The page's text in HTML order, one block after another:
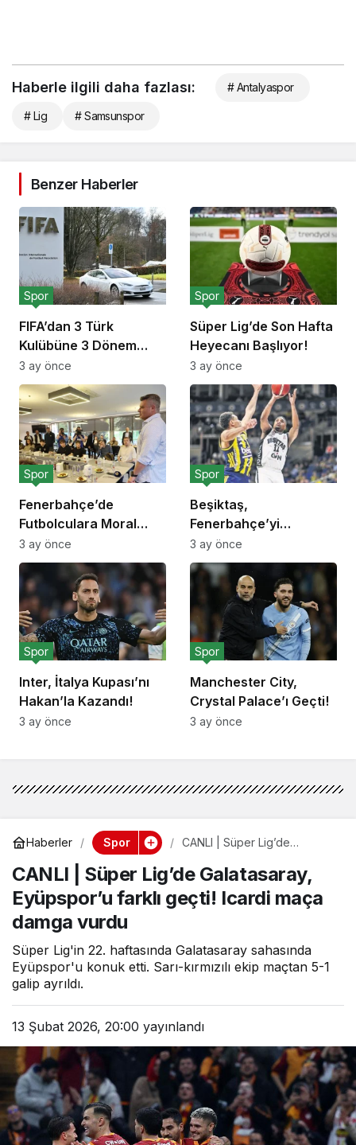
Haberle ilgili daha fazlası: # Antalyaspor
# Lig # Samsunspor
Benzer Haberler
FIFA’dan 3 Türk
Kulübüne 3 Dönem
Transfer Yasağı!
Spor
3 ay önce
Süper Lig’de Son Hafta
Heyecanı Başlıyor!
Spor
3 ay önce
Fenerbahçe’de
Futbolculara Moral
Yemeği!
Spor
3 ay önce
Beşiktaş,
Fenerbahçe’yi
Deplasmanda Yendi!
Spor
3 ay önce
Inter, İtalya Kupası’nı
Hakan’la Kazandı!
Spor
3 ay önce
Manchester City,
Crystal Palace’ı Geçti!
Spor
3 ay önce
Haberler Spor
CANLI | Süper Lig’de
geçti! Icardi maça damga
vurdu
CANLI | Süper Lig’de Galatasaray,
Eyüpspor’u farklı geçti! Icardi maça
damga vurdu
Süper Lig'in 22. haftasında Galatasaray sahasında
Eyüpspor'u konuk etti. Sarı-kırmızılı ekip maçtan 5-1
galip ayrıldı.
13 Şubat 2026, 20:00 yayınlandı